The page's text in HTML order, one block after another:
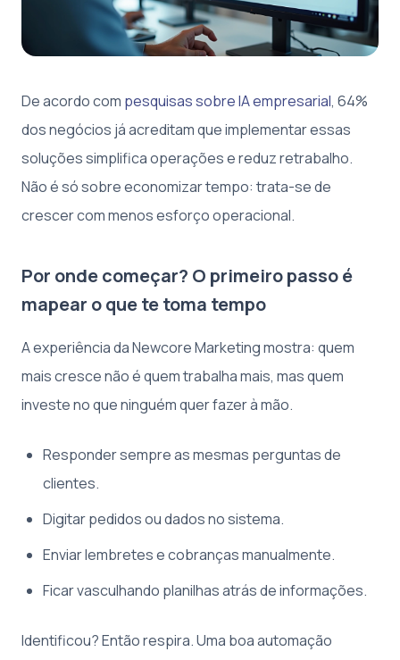
De acordo com pesquisas sobre IA empresarial, 64%
dos negócios já acreditam que implementar essas
soluções simplifica operações e reduz retrabalho.
Não é só sobre economizar tempo: trata-se de
crescer com menos esforço operacional.
Por onde começar? O primeiro passo é
mapear o que te toma tempo
A experiência da Newcore Marketing mostra: quem
mais cresce não é quem trabalha mais, mas quem
investe no que ninguém quer fazer à mão.
Responder sempre as mesmas perguntas de
clientes.
Digitar pedidos ou dados no sistema.
Enviar lembretes e cobranças manualmente.
Ficar vasculhando planilhas atrás de informações.
Identificou? Então respira. Uma boa automação